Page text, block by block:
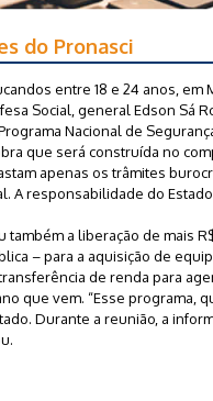
do Pronasci
entre 18 e 24 anos, em
Social, general Edson Sá
Nacional de
que será construída no
apenas os trâmites
A responsabilidade do
também a liberação de mais
– para a aquisição de
de renda para
que vem. “Esse programa,
Durante a reunião, a